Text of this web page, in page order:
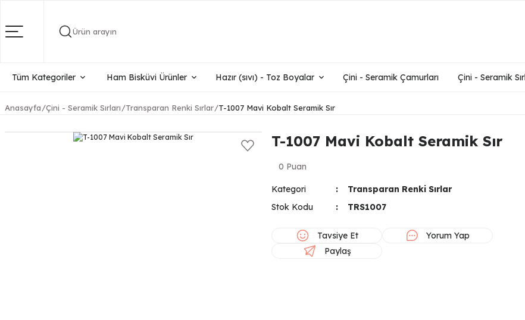
Ürün arayın
Tüm Kategoriler Ham Bisküvi Ürünler Hazır (sıvı) - Toz Boyalar Çini - Seramik Çamurları Çini - Seramik
Anasayfa Çini - Seramik Sırları Transparan Renki Sırlar T-1007 Mavi Kobalt Seramik Sır
T-1007 Mavi Kobalt Seramik Sır
0 Puan
Kategori
Transparan Renki Sırlar
Stok Kodu
TRS1007
Tavsiye Et
Yorum Yap
Paylaş